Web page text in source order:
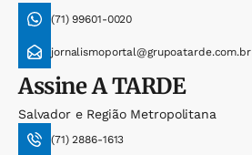
(71) 99601-0020
jornalismoportal@grupoatarde.com.br
AssineA TARDE
Salvador e Região Metropolitana
(71) 2886-1613